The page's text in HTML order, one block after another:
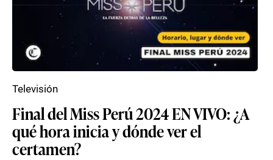
Final del Miss Perú 2024 EN VIVO: ¿A
qué hora inicia y dónde ver el
certamen?
Televisión